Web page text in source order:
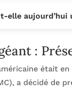
elle
:
était
a décidé de